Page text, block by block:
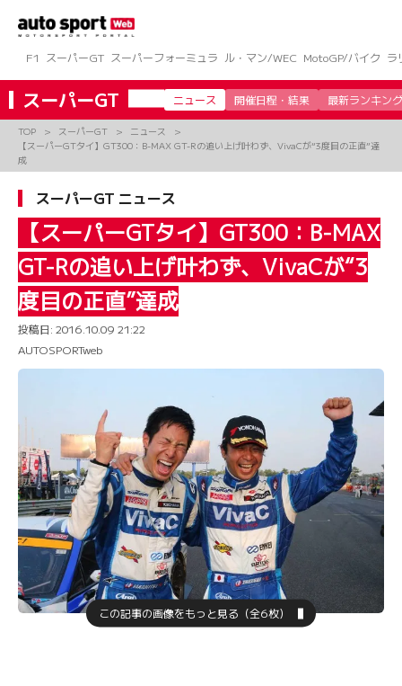
ツ
へ
ス
キ
F1 スーパーGT スーパーフォーミュラ ル・マン/WEC MotoGP/バイク ラ
スーパーGT ニュース 開催日程・結果 最新ランキング
TOP スーパーGT
ニュース
【スーパーGTタイ】GT300：B-MAX GT-Rの追い上げ叶わず、VivaCが“3度目の正直”達
成
スーパーGT ニュース
【スーパーGTタイ】GT300：B-MAX
GT-Rの追い上げ叶わず、VivaCが“3
度目の正直”達成
投稿日: 2016.10.09 21:22
AUTOSPORTweb
この記事の画像をもっと見る（全6枚）